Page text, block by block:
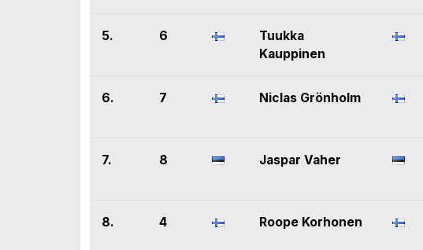
5. 6
Tuukka
Kauppinen
6. 7 Niclas Grönholm
7. 8 Jaspar Vaher
8. 4 Roope Korhonen